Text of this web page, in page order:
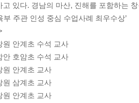
고 있다. 경남의 마산, 진해를 포함하는
부 주관 인성 중심 수업사례 최우수상’
원 안계초 수석 교사
안 호암초 수석 교사
원 안계초 교사
원 삼계초 교사
원 안계초 교사